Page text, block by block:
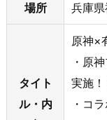
場所 兵庫
タイト
ル・内
原神×
・原
実施
・コ